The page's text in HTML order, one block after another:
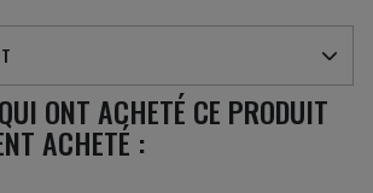
ONT ACHETÉ CE PRODUIT
ACHETÉ :